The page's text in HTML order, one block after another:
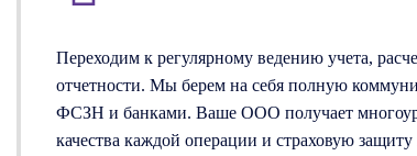
Переходим к регулярному ведению учета,
отчетности. Мы берем на себя полную
ФСЗН и банками. Ваше ООО получает
качества каждой операции и страховую